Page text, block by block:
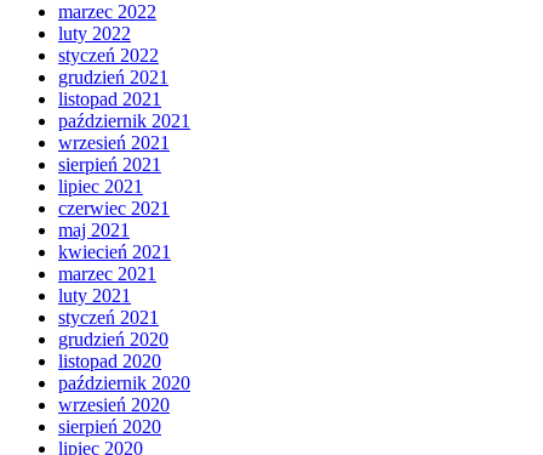
marzec 2022
luty 2022
styczeń 2022
grudzień 2021
listopad 2021
październik 2021
wrzesień 2021
sierpień 2021
lipiec 2021
czerwiec 2021
maj 2021
kwiecień 2021
marzec 2021
luty 2021
styczeń 2021
grudzień 2020
listopad 2020
październik 2020
wrzesień 2020
sierpień 2020
lipiec 2020